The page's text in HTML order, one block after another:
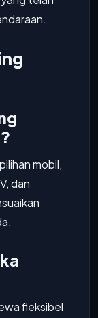
mobil,
dan
fleksibel